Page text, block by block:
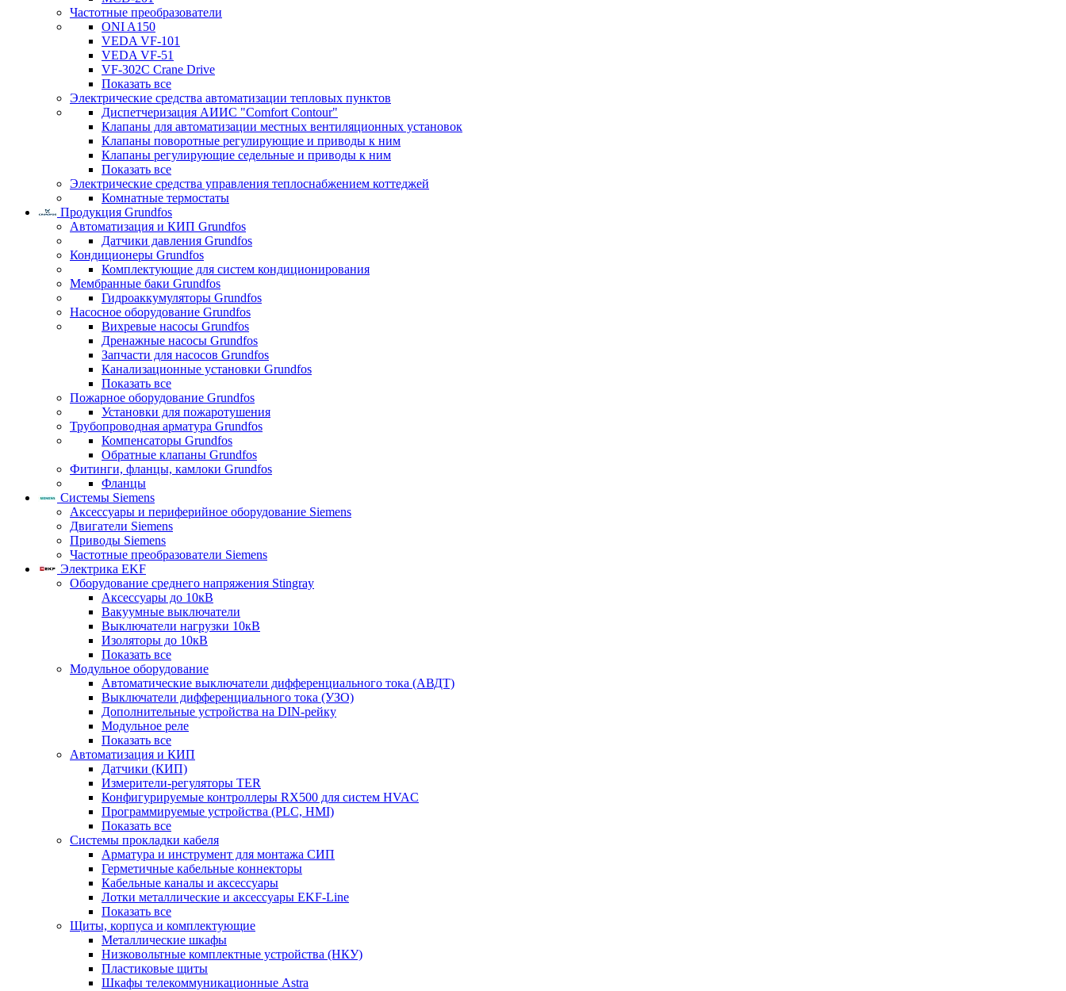
Частотные преобразователи
ONI A150
VEDA VF-101
VEDA VF-51
VF-302C Crane Drive
Показать все
Электрические средства автоматизации тепловых пунктов
Диспетчеризация АИИС "Comfort Contour"
Клапаны для автоматизации местных вентиляционных установок
Клапаны поворотные регулирующие и приводы к ним
Клапаны регулирующие седельные и приводы к ним
Показать все
Электрические средства управления теплоснабжением коттеджей
Комнатные термостаты
Продукция Grundfos
Автоматизация и КИП Grundfos
Датчики давления Grundfos
Кондиционеры Grundfos
Комплектующие для систем кондиционирования
Мембранные баки Grundfos
Гидроаккумуляторы Grundfos
Насосное оборудование Grundfos
Вихревые насосы Grundfos
Дренажные насосы Grundfos
Запчасти для насосов Grundfos
Канализационные установки Grundfos
Показать все
Пожарное оборудование Grundfos
Установки для пожаротушения
Трубопроводная арматура Grundfos
Компенсаторы Grundfos
Обратные клапаны Grundfos
Фитинги, фланцы, камлоки Grundfos
Фланцы
Системы Siemens
Аксессуары и периферийное оборудование Siemens
Двигатели Siemens
Приводы Siemens
Частотные преобразователи Siemens
Электрика EKF
Оборудование среднего напряжения Stingray
Аксессуары до 10кВ
Вакуумные выключатели
Выключатели нагрузки 10кВ
Изоляторы до 10кВ
Показать все
Модульное оборудование
Автоматические выключатели дифференциального тока (АВДТ)
Выключатели дифференциального тока (УЗО)
Дополнительные устройства на DIN-рейку
Модульное реле
Показать все
Автоматизация и КИП
Датчики (КИП)
Измерители-регуляторы TER
Конфигурируемые контроллеры RX500 для систем HVAC
Программируемые устройства (PLC, HMI)
Показать все
Системы прокладки кабеля
Арматура и инструмент для монтажа СИП
Герметичные кабельные коннекторы
Кабельные каналы и аксессуары
Лотки металлические и аксессуары EKF-Line
Показать все
Щиты, корпуса и комплектующие
Металлические шкафы
Низковольтные комплектные устройства (НКУ)
Пластиковые щиты
Шкафы телекоммуникационные Astra